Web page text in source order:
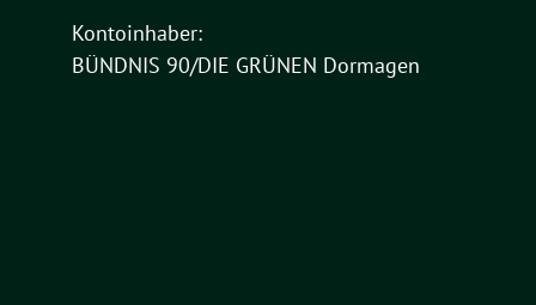
Kontoinhaber:
BÜNDNIS 90/DIE GRÜNEN Dormagen